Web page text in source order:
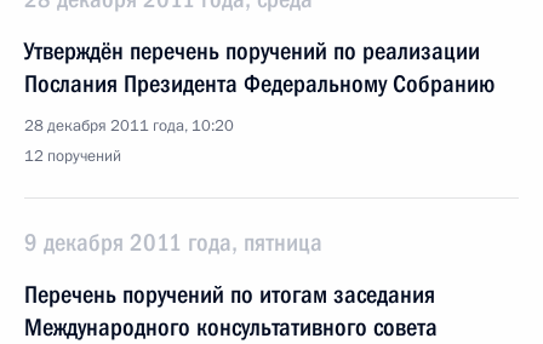
Утверждён перечень поручений по реализации
Послания Президента Федеральному Собранию
28 декабря 2011 года, 10:20
12 поручений
9 декабря 2011 года, пятница
Перечень поручений по итогам заседания
Международного консультативного совета